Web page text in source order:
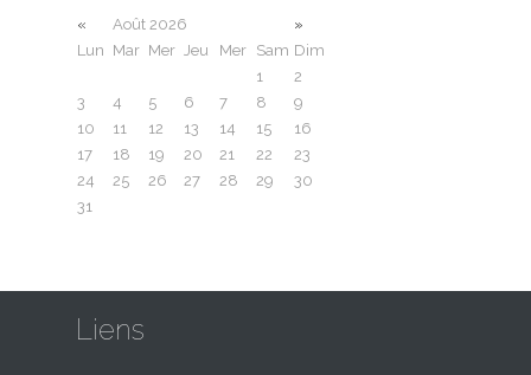
« Août 2026
»
Lun Mar Mer Jeu Mer Sam Dim
1
2
3
4 5 6 7 8
9
10
11 12 13 14 15
16
17
18 19 20 21 22
23
24
25 26 27 28 29
30
31
Liens